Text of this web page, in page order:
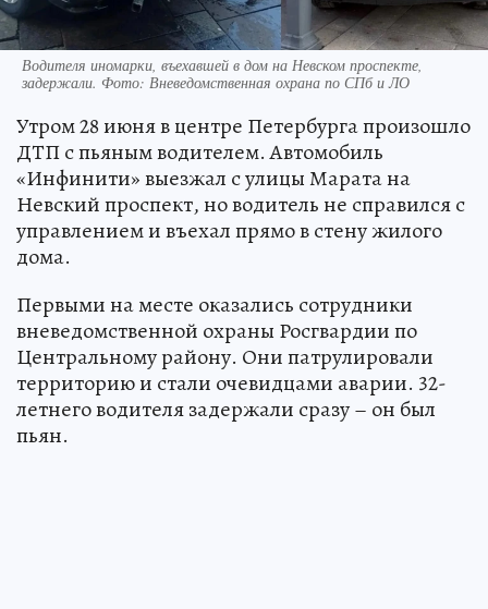
Водителя иномарки, въехавшей в дом на Невском проспекте,
задержали. Фото: Вневедомственная охрана по СПб и ЛО
Утром 28 июня в центре Петербурга произошло
ДТП с пьяным водителем. Автомобиль
«Инфинити» выезжал с улицы Марата на
Невский проспект, но водитель не справился с
управлением и въехал прямо в стену жилого
дома.
Первыми на месте оказались сотрудники
вневедомственной охраны Росгвардии по
Центральному району. Они патрулировали
территорию и стали очевидцами аварии. 32-
летнего водителя задержали сразу – он был
пьян.